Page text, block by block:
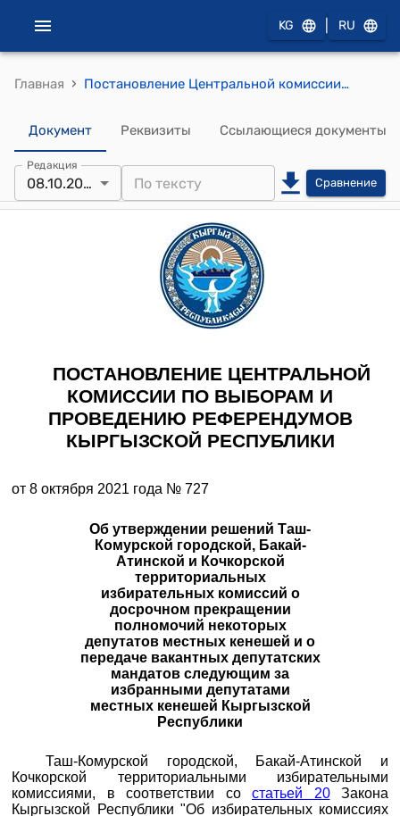
KG RU
Главная › Постановление Центральной комиссии по выборам и проведению референдумов КР от 8 октября 2021 года № 727 "Об утверждении решений Таш-Комурской городской, Бакай-Атинской и Кочкорской территориальных избирательных комиссий о досрочном прекращении полномочий некоторых депутатов местных кенешей и о передаче вакантных депутатских мандатов следующим за избранными депутатами местных кенешей Кыргызской Республики"
Документ Реквизиты Ссылающиеся документы
Редакция
08.10.2021 Сравнение